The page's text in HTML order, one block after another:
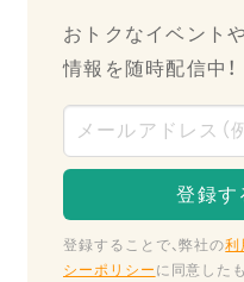
おトクなイベント
情報を随時配信中！
登録することで、弊社の利
シーポリシー に同意した